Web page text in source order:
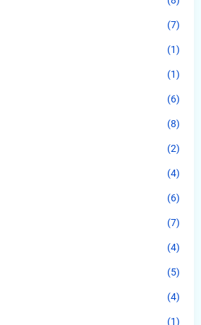
(7)
(1)
(1)
(6)
(8)
(2)
(4)
(6)
(7)
(4)
(5)
(4)
(1)